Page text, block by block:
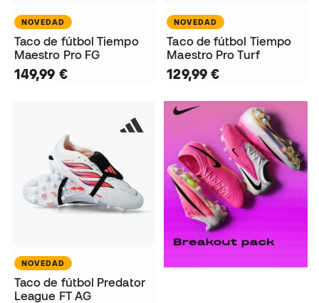
NOVEDAD
Taco de fútbol Tiempo
Maestro Pro FG
149,99 €
NOVEDAD
Taco de fútbol Tiempo
Maestro Pro Turf
129,99 €
NOVEDAD
Taco de fútbol Predator
League FT AG